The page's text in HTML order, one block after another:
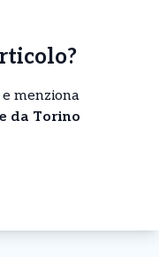
menziona
da Torino